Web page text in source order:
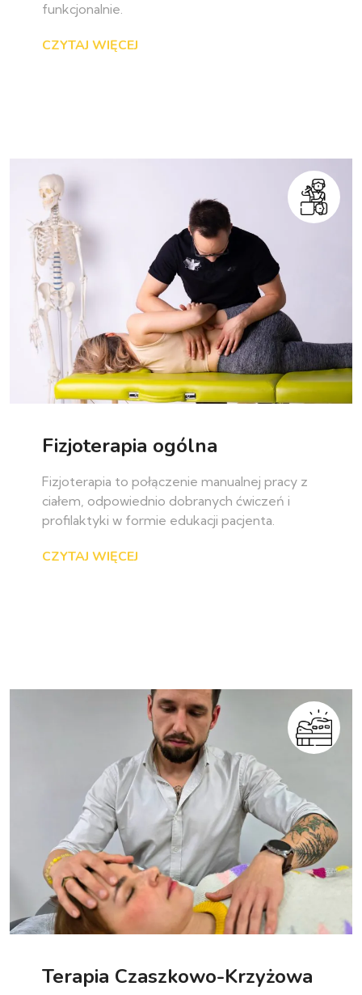
funkcjonalnie.
CZYTAJ WIĘCEJ
Fizjoterapia ogólna
Fizjoterapia to połączenie manualnej pracy z
ciałem, odpowiednio dobranych ćwiczeń i
profilaktyki w formie edukacji pacjenta.
CZYTAJ WIĘCEJ
Terapia Czaszkowo-Krzyżowa